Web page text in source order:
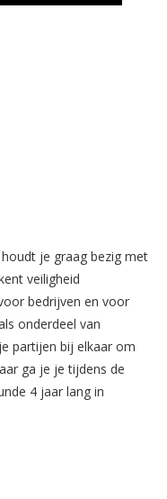
je graag bezig met
veiligheid
bedrijven en voor
onderdeel van
partijen bij elkaar om
ga je je tijdens de
4 jaar lang in
Crisismanagement en